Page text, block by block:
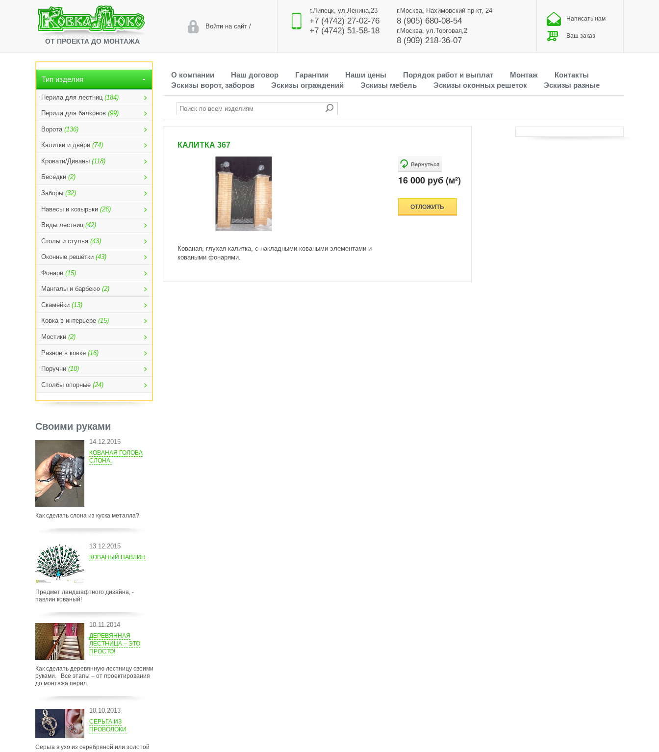
ОТ ПРОЕКТА ДО МОНТАЖА
Войти на сайт/
г.Липецк, ул.Ленина,23
+7 (4742) 27-02-76
+7 (4742) 51-58-18
г.Москва, Нахимовский пр-кт, 24
8 (905) 680-08-54
г.Москва, ул.Торговая,2
8 (909) 218-36-07
Написать нам
Ваш заказ
Тип изделия
Перила для лестниц (184)
Перила для балконов (99)
Ворота (136)
Калитки и двери (74)
Кровати/Диваны (118)
Беседки (2)
Заборы (32)
Навесы и козырьки (26)
Виды лестниц (42)
Столы и стулья (43)
Оконные решётки (43)
Фонари (15)
Мангалы и барбекю (2)
Скамейки (13)
Ковка в интерьере (15)
Мостики (2)
Разное в ковке (16)
Поручни (10)
Столбы опорные (24)
Своими руками
14.12.2015
КОВАНАЯ ГОЛОВА
СЛОНА.
Как сделать слона из куска металла?
13.12.2015
КОВАНЫЙ ПАВЛИН
Предмет ландшафтного дизайна, -
павлин кованый!
10.11.2014
ДЕРЕВЯННАЯ
ЛЕСТНИЦА – ЭТО
ПРОСТО!
Как сделать деревянную лестницу своими
руками. Все этапы – от проектирования
до монтажа перил.
10.10.2013
СЕРЬГА ИЗ
ПРОВОЛОКИ
Серьга в ухо из серебряной или золотой
О компании Наш договор Гарантии Наши цены Порядок работ и выплат Монтаж
Контакты
Эскизы ворот, заборов
Эскизы ограждений Эскизы мебель Эскизы оконных решеток Эскизы разные
КАЛИТКА 367
16 000 руб (м²)
ОТЛОЖИТЬ
Кованая, глухая калитка, с накладными коваными элементами и
коваными фонарями.